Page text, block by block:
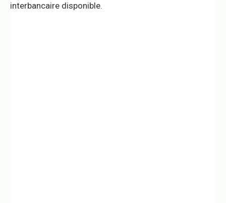
interbancaire disponible.